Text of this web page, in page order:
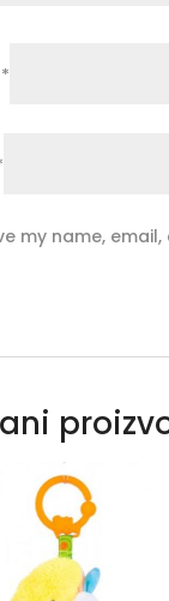
*
my name,